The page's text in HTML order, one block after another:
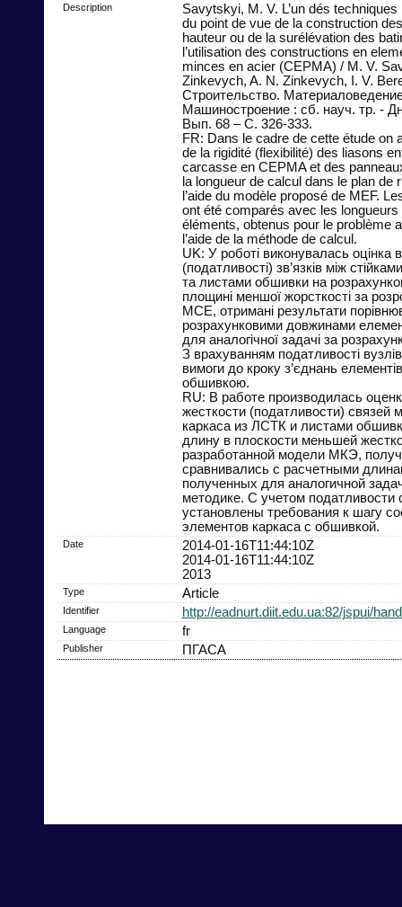
Description
Savytskyi, M. V. L’un dés
du point de vue de la construction
hauteur ou de la surélévation des
l’utilisation des constructions en
minces en acier (CEPMA) / M. V.
Zinkevych, A. N. Zinkevych, I. V.
Строительство.
Машиностроение : сб. науч. тр. -
Вып. 68 – С. 326-333.
FR: Dans le cadre de cette étude on
de la rigidité (flexibilité) des liasons
carcasse en CEPMA et des
la longueur de calcul dans le plan de
l’aide du modèle proposé de MEF.
ont été comparés avec les
éléments, obtenus pour le problème
l’aide de la méthode de calcul.
UK: У роботі виконувалась оцінка
(податливості) зв’язків між
та листами обшивки на
площині меншої жорсткості за
МСЕ, отримані результати
розрахунковими довжинами
для аналогічної задачі за
З врахуванням податливості
вимоги до кроку з’єднань
обшивкою.
RU: В работе производилась
жесткости (податливости) связей
каркаса из ЛСТК и листами
длину в плоскости меньшей
разработанной модели МКЭ,
сравнивались с расчетными
полученных для аналогичной
методике. С учетом податливости
установлены требования к шагу
элементов каркаса с обшивкой.
Date
2014-01-16T11:44:10Z
2014-01-16T11:44:10Z
2013
Type Article
Identifier http://eadnurt.diit.edu.ua:82/jspui/
Language fr
Publisher ПГАСА